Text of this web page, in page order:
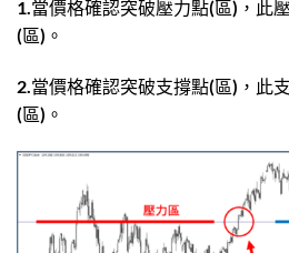
1.當價格確認突破壓力點(區)，此
(區)。
2.當價格確認突破支撐點(區)，此
(區)。